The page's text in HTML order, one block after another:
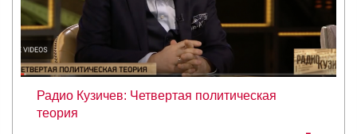
Радио Кузичев: Четвертая политическая
теория